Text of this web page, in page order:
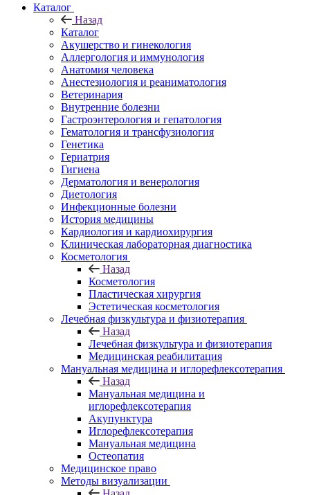
Каталог
Назад
Каталог
Акушерство и гинекология
Аллергология и иммунология
Анатомия человека
Анестезиология и реаниматология
Ветеринария
Внутренние болезни
Гастроэнтерология и гепатология
Гематология и трансфузиология
Генетика
Гериатрия
Гигиена
Дерматология и венерология
Диетология
Инфекционные болезни
История медицины
Кардиология и кардиохирургия
Клиническая лабораторная диагностика
Косметология
Назад
Косметология
Пластическая хирургия
Эстетическая косметология
Лечебная физкультура и физиотерапия
Назад
Лечебная физкультура и физиотерапия
Медицинская реабилитация
Мануальная медицина и иглорефлексотерапия
Назад
Мануальная медицина и
иглорефлексотерапия
Акупунктура
Иглорефлексотерапия
Мануальная медицина
Остеопатия
Медицинское право
Методы визуализации